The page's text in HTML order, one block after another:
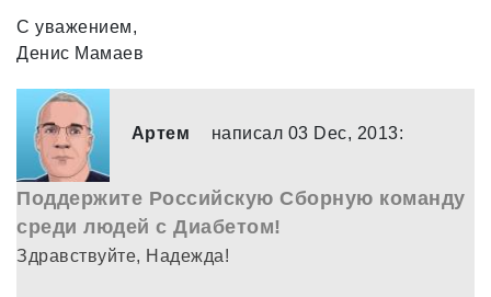
С уважением,
Денис Мамаев
Артем написал 03 Dec, 2013:
Поддержите Российскую Сборную команду
среди людей с Диабетом!
Здравствуйте, Надежда!